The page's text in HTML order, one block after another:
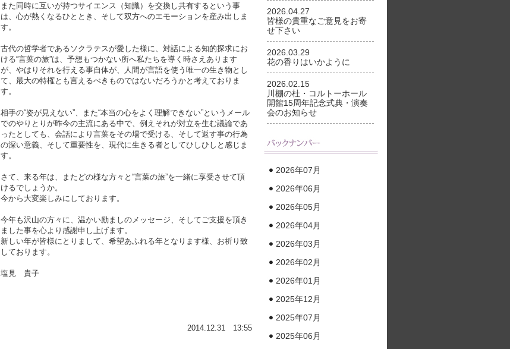
また同時に互いが持つサイエンス（知識）を交換し共有するという事
は、心が熱くなるひととき、そして双方へのエモーションを産み出しま
す。
古代の哲学者であるソクラテスが愛した様に、対話による知的探求にお
ける“言葉の旅”は、予想もつかない所へ私たちを導く時さえあります
が、やはりそれを行える事自体が、人間が言語を使う唯一の生き物とし
て、最大の特権とも言えるべきものではないだろうかと考えておりま
す。
相手の“姿が見えない”、また“本当の心をよく理解できない”というメール
でのやりとりが昨今の主流にある中で、例えそれが対立を生む議論であ
ったとしても、会話により言葉をその場で受ける、そして返す事の行為
の深い意義、そして重要性を、現代に生きる者としてひしひしと感じま
す。
さて、来る年は、またどの様な方々と“言葉の旅”を一緒に享受させて頂
けるでしょうか。
今から大変楽しみにしております。
今年も沢山の方々に、温かい励ましのメッセージ、そしてご支援を頂き
ました事を心より感謝申し上げます。
新しい年が皆様にとりまして、希望あふれる年となります様、お祈り致
しております。
塩見 貴子
2014.12.31 13:55
2026.04.27
皆様の貴重なご意見をお寄
せ下さい
2026.03.29
花の香りはいかように
2026.02.15
川棚の杜・コルトーホール
開館15周年記念式典・演奏
会のお知らせ
2026年07月
2026年06月
2026年05月
2026年04月
2026年03月
2026年02月
2026年01月
2025年12月
2025年07月
2025年06月